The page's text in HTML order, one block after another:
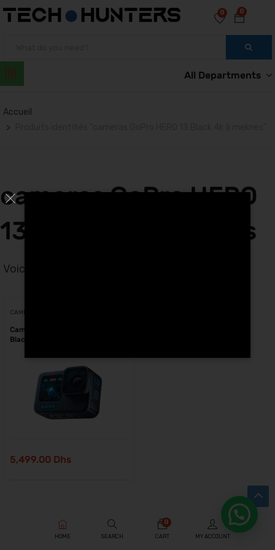
0
0
All Departments
Accueil
cameras GoPro HERO
13 Black 4k à meknes
Voici le seul résultat
CAMÉRAS D'ACTION
Caméra d’action GoPro HERO 13
Black au Maroc
5,499.00 Dhs
HOME SEARCH
0
CART MY ACCOUNT